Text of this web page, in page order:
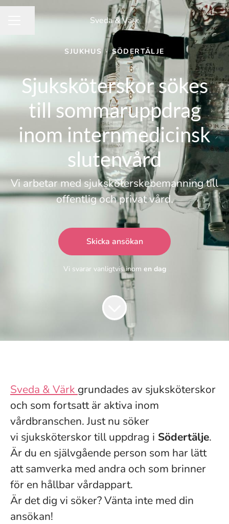
Sveda & Värk
SJUKHUS · SÖDERTÄLJE
Sjuksköterskor sökes
till sommaruppdrag
inom internmedicinsk
slutenvård
Vi arbetar med sjuksköterskebemanning till
offentlig och privat vård.
Skicka ansökan
Vi svarar vanligtvis inom en dag
Sveda & Värk grundades av sjuksköterskor
och som fortsatt är aktiva inom
vårdbranschen. Just nu söker
vi sjuksköterskor till uppdrag i Södertälje.
Är du en självgående person som har lätt
att samverka med andra och som brinner
för en hållbar vårdappart.
Är det dig vi söker? Vänta inte med din
ansökan!